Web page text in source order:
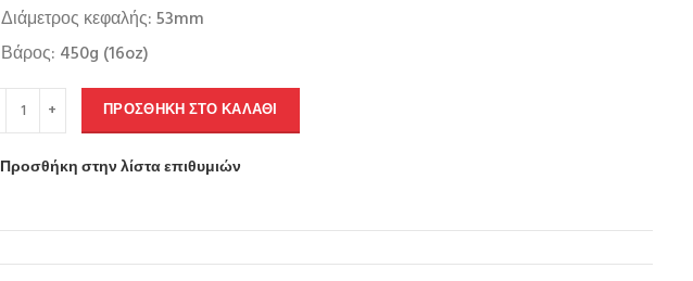
Διάμετρος κεφαλής: 53mm
Βάρος: 450g (16oz)
ΠΡΟΣΘΉΚΗ ΣΤΟ ΚΑΛΆΘΙ
Προσθήκη στην λίστα επιθυμιών